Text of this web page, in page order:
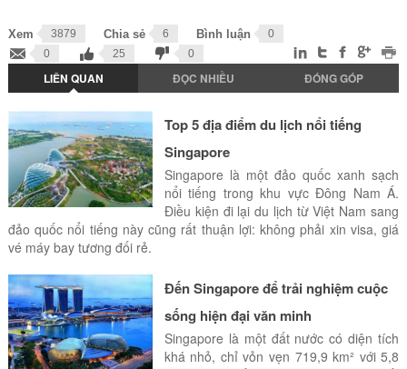
Xem 3879 Chia sẻ 6 Bình luận
0
0
25 0
LIÊN QUAN ĐỌC NHIỀU ĐÓNG GÓP
Top 5 địa điểm du lịch nổi tiếng
Singapore
Singapore là một đảo quốc xanh sạch
nổi tiếng trong khu vực Đông Nam Á.
Điều kiện đi lại du lịch từ Việt Nam sang
đảo quốc nổi tiếng này cũng rất thuận lợi: không phải xin visa, giá
vé máy bay tương đối rẻ.
Đến Singapore để trải nghiệm cuộc
sống hiện đại văn minh
Singapore là một đất nước có diện tích
khá nhỏ, chỉ vỏn vẹn 719,9 km² với 5,8